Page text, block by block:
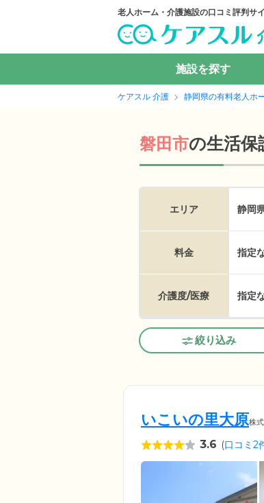
老人ホーム・介護施設の口コミ評判サ
施設を探す
ケアスル 介護 静岡県の有料老人ホ
磐田市の生活保
エリア 静岡
料金 指定
介護度/医療 指定
絞り込み
いこいの里大原株
3.6 (口コミ2